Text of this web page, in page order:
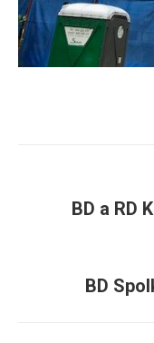
BD a RD
BD